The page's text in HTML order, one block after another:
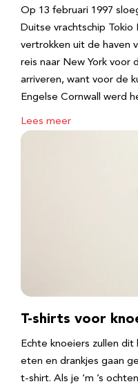
Op 13 februari 1997
Duitse vrachtschip Tokio
vertrokken uit de haven
reis naar New York voor
arriveren, want voor de
Engelse Cornwall werd
Lees meer
T-shirts voor
Echte knoeiers zullen
eten en drankjes gaan
t-shirt. Als je ‘m ’s